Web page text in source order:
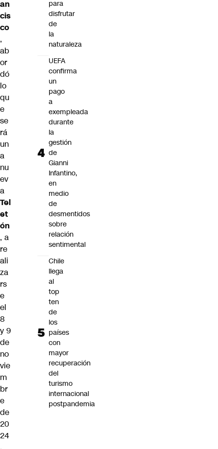
an
cis
co
,
ab
or
dó
lo
qu
e
se
rá
un
a
nu
ev
a
Tel
et
ón
, a
re
ali
za
rs
e
el
8
y 9
de
no
vie
m
br
e
de
20
24
para
disfrutar
de
la
naturaleza
UEFA
confirma
un
pago
a
exempleada
durante
la
gestión
de
Gianni
Infantino,
en
medio
de
desmentidos
sobre
relación
sentimental
Chile
llega
al
top
ten
de
los
países
con
mayor
recuperación
del
turismo
internacional
postpandemia